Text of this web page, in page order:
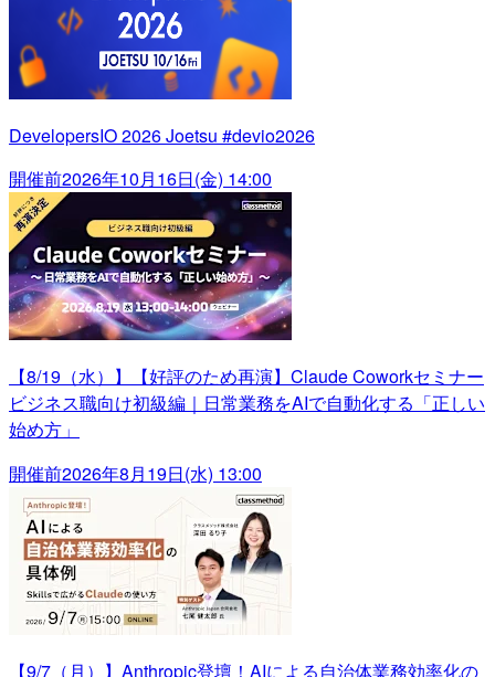
DevelopersIO 2026 Joetsu #devio2026
開催前2026年10月16日(金) 14:00
【8/19（水）】【好評のため再演】Claude Coworkセミナー
ビジネス職向け初級編｜日常業務をAIで自動化する「正しい
始め方」
開催前2026年8月19日(水) 13:00
【9/7（月）】Anthropic登壇！AIによる自治体業務効率化の